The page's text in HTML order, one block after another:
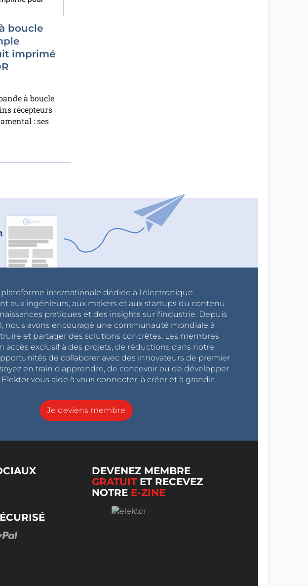
boucle
imprimé
à boucle
récepteurs
: ses
internationale dédiée à l'électronique
aux ingénieurs, aux makers et aux startups du contenu
pratiques et des insights sur l'industrie. Depuis
nous avons encouragé une communauté mondiale à
et partager des solutions concrètes. Les membres
accès exclusif à des projets, de réductions dans notre
de collaborer avec des innovateurs de premier
en train d'apprendre, de concevoir ou de développer
vous aide à vous connecter, à créer et à grandir.
Je deviens membre
DEVENEZ MEMBRE
GRATUITET RECEVEZ
NOTRE E-ZINE